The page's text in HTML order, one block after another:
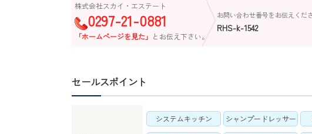
株式会社スカイ・エステート
0297-21-0881
「ホームページを見た」 とお伝え下さい。
お問い合わせ番号をお伝えくだ
RHS-k-1542
セールスポイント
システムキッチン シャンプードレッサー